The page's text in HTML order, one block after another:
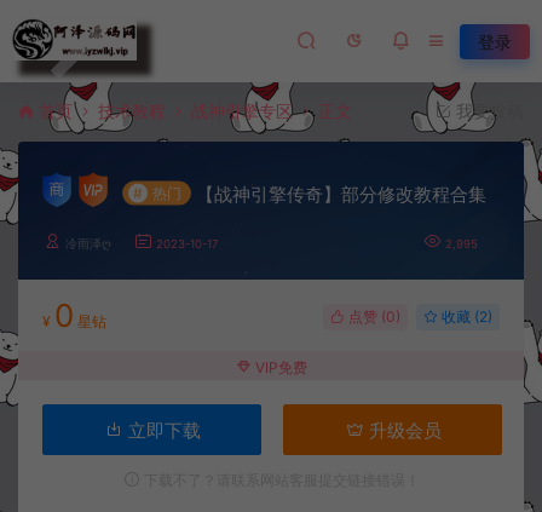
登录
首页 技术教程 战神引擎专区 正文 我要投稿
# 热门 【战神引擎传奇】部分修改教程合集
冷雨泽ღ 2023-10-17 2,995
¥ 0 星钻 点赞 (0) 收藏 (2)
VIP免费
立即下载 升级会员